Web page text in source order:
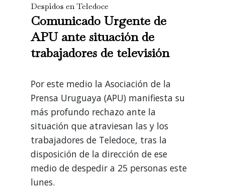
Despidos en Teledoce
Comunicado Urgente de
APU ante situación de
trabajadores de televisión
Por este medio la Asociación de la
Prensa Uruguaya (APU) manifiesta su
más profundo rechazo ante la
situación que atraviesan las y los
trabajadores de Teledoce, tras la
disposición de la dirección de ese
medio de despedir a 25 personas este
lunes.